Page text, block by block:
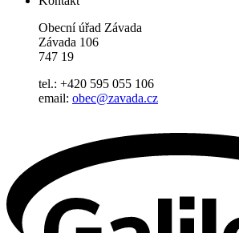
Obecní úřad Závada
Závada 106
747 19
tel.: +420 595 055 106
email: obec@zavada.cz